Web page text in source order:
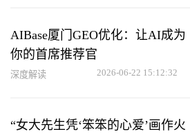
AIBase厦门GEO优化：让AI成为
你的首席推荐官
深度解读 2026-06-22 15:12:32
“女大先生凭‘笨笨的心爱’画作火